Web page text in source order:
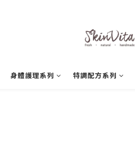
身體護理系列 特調配方系列